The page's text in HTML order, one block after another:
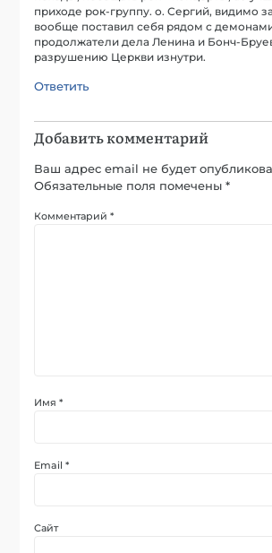
приходе рок-группу. о. Сергий, видимо
вообще поставил себя рядом с
продолжатели дела Ленина и Бонч-
разрушению Церкви изнутри.
Ответить
Добавить комментарий
Ваш адрес email не будет
Обязательные поля помечены*
Комментарий*
Имя*
Email*
Сайт